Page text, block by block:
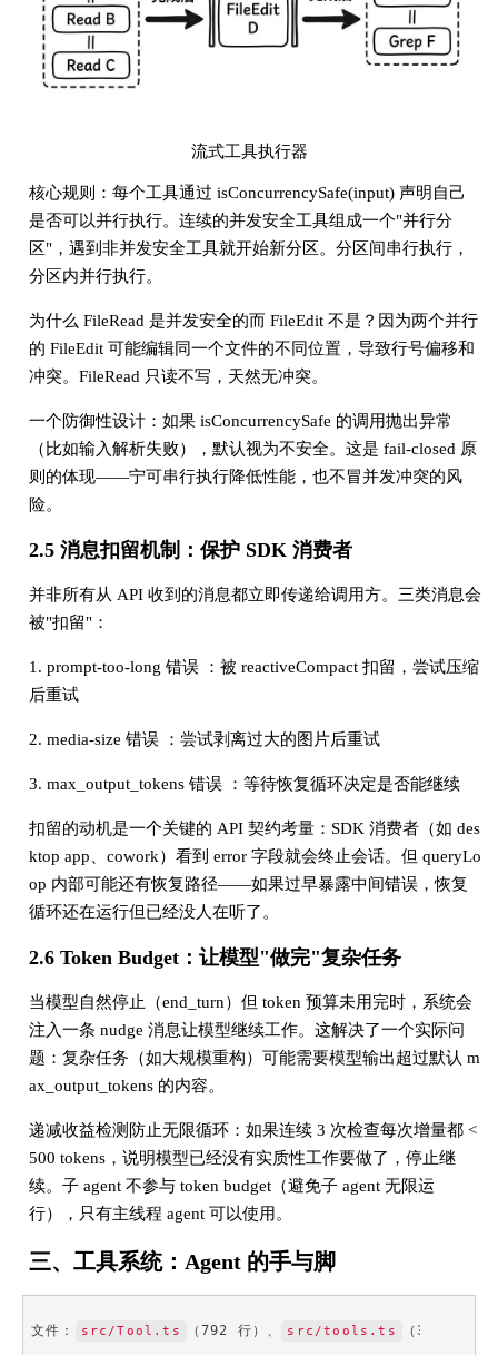
流式工具执行器
核心规则：每个工具通过 isConcurrencySafe(input) 声明自己
是否可以并行执行。连续的并发安全工具组成一个"并行分
区"，遇到非并发安全工具就开始新分区。分区间串行执行，
分区内并行执行。
为什么 FileRead 是并发安全的而 FileEdit 不是？因为两个并行
的 FileEdit 可能编辑同一个文件的不同位置，导致行号偏移和
冲突。FileRead 只读不写，天然无冲突。
一个防御性设计：如果 isConcurrencySafe 的调用抛出异常
（比如输入解析失败），默认视为不安全。这是 fail-closed 原
则的体现——宁可串行执行降低性能，也不冒并发冲突的风
险。
2.5 消息扣留机制：保护 SDK 消费者
并非所有从 API 收到的消息都立即传递给调用方。三类消息会
被"扣留"：
1. prompt-too-long 错误 ：被 reactiveCompact 扣留，尝试压缩
后重试
2. media-size 错误 ：尝试剥离过大的图片后重试
3. max_output_tokens 错误 ：等待恢复循环决定是否能继续
扣留的动机是一个关键的 API 契约考量：SDK 消费者（如 des
ktop app、cowork）看到 error 字段就会终止会话。但 queryLo
op 内部可能还有恢复路径——如果过早暴露中间错误，恢复
循环还在运行但已经没人在听了。
2.6 Token Budget：让模型"做完"复杂任务
当模型自然停止（end_turn）但 token 预算未用完时，系统会
注入一条 nudge 消息让模型继续工作。这解决了一个实际问
题：复杂任务（如大规模重构）可能需要模型输出超过默认 m
ax_output_tokens 的内容。
递减收益检测防止无限循环：如果连续 3 次检查每次增量都 <
500 tokens，说明模型已经没有实质性工作要做了，停止继
续。子 agent 不参与 token budget（避免子 agent 无限运
行），只有主线程 agent 可以使用。
三、工具系统：Agent 的手与脚
文件： src/Tool.ts （792 行）、 src/tools.ts （389 行）、